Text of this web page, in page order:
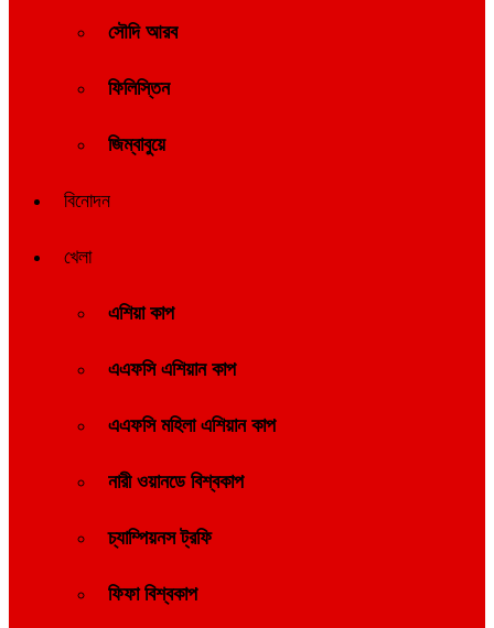
সৌদি আরব
ফিলিস্তিন
জিম্বাবুয়ে
বিনোদন
খেলা
এশিয়া কাপ
এএফসি এশিয়ান কাপ
এএফসি মহিলা এশিয়ান কাপ
নারী ওয়ানডে বিশ্বকাপ
চ্যাম্পিয়নস ট্রফি
ফিফা বিশ্বকাপ